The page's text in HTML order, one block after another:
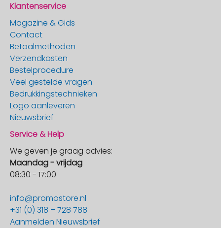
Klantenservice
Magazine & Gids
Contact
Betaalmethoden
Verzendkosten
Bestelprocedure
Veel gestelde vragen
Bedrukkingstechnieken
Logo aanleveren
Nieuwsbrief
Service & Help
We geven je graag advies:
Maandag - vrijdag
08:30 - 17:00
info@promostore.nl
+31 (0) 318 – 728 788
Aanmelden Nieuwsbrief